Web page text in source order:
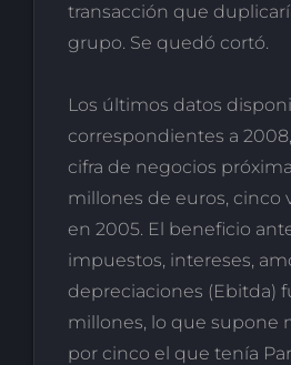
transacción que
grupo. Se quedó cortó.
Los últimos datos
correspondientes a
cifra de negocios
millones de euros, cinco
en 2005. El beneficio
impuestos, intereses,
depreciaciones (Ebitda)
millones, lo que supone
por cinco el que tenía